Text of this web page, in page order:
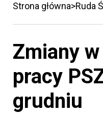
Strona główna Ruda
Zmiany
pracy
grudniu